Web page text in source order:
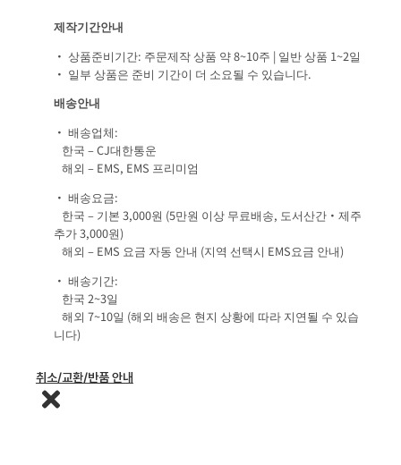
제작기간안내
• 상품준비기간: 주문제작 상품 약 8~10주 | 일반 상품 1~2일
• 일부 상품은 준비 기간이 더 소요될 수 있습니다.
배송안내
• 배송업체:
한국 – CJ대한통운
해외 – EMS, EMS 프리미엄
• 배송요금:
한국 – 기본 3,000원 (5만원 이상 무료배송, 도서산간·제주
추가 3,000원)
해외 – EMS 요금 자동 안내 (지역 선택시 EMS요금 안내)
• 배송기간:
한국 2~3일
해외 7~10일 (해외 배송은 현지 상황에 따라 지연될 수 있습
니다)
취소/교환/반품 안내